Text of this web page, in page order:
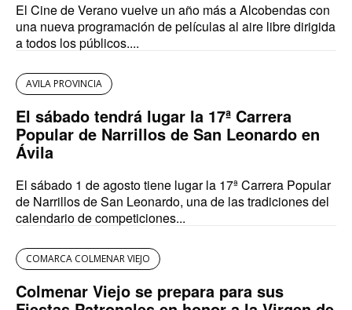
El Cine de Verano vuelve un año más a Alcobendas con
una nueva programación de películas al aire libre dirigida
a todos los públicos....
AVILA PROVINCIA
El sábado tendrá lugar la 17ª Carrera
Popular de Narrillos de San Leonardo en
Ávila
El sábado 1 de agosto tiene lugar la 17ª Carrera Popular
de Narrillos de San Leonardo, una de las tradiciones del
calendario de competiciones...
COMARCA COLMENAR VIEJO
Colmenar Viejo se prepara para sus